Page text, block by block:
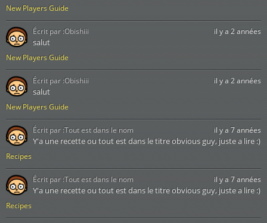
New Players Guide
New Players Guide
il y a 2 années
salut
Écrit par :Obishiii
New Players Guide
il y a 2 années
salut
Écrit par :Obishiii
Recipes
il y a 7 années
Y'a une recette ou tout est dans le titre obvious guy, juste a lire :)
Écrit par :Tout est dans le nom
Recipes
il y a 7 années
Y'a une recette ou tout est dans le titre obvious guy, juste a lire :)
Écrit par :Tout est dans le nom